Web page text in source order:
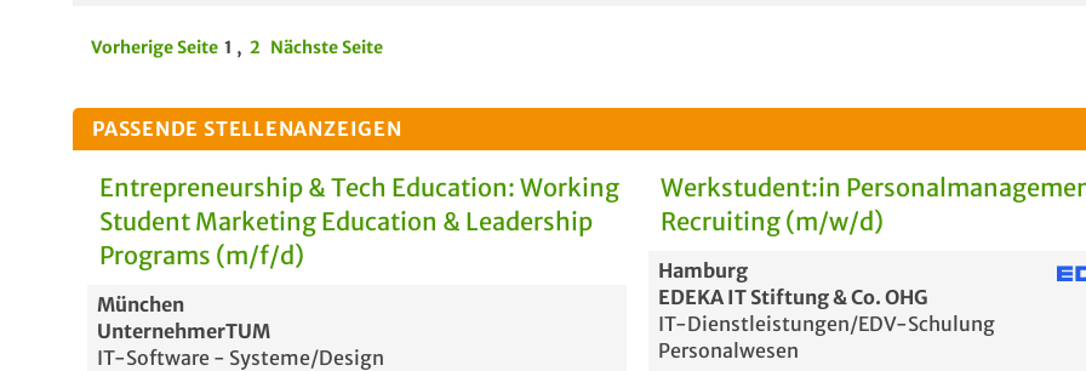
Vorherige Seite 1 , 2 Nächste Seite
PASSENDE STELLENANZEIGEN
Entrepreneurship & Tech Education: Working
Student Marketing Education & Leadership
Programs (m/f/d)
München
UnternehmerTUM
IT-Software - Systeme/Design
Werkstudent:in
Recruiting (m/w/d)
Hamburg
EDEKA IT Stiftung & Co. OHG
IT-Dienstleistungen/EDV-Schulung
Personalwesen